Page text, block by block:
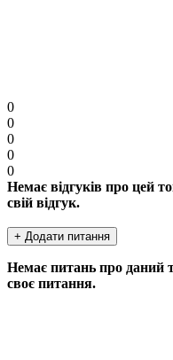
0
0
0
0
0
Немає відгуків про цей
свій відгук.
+ Додати питання
Немає питань про даний
своє питання.